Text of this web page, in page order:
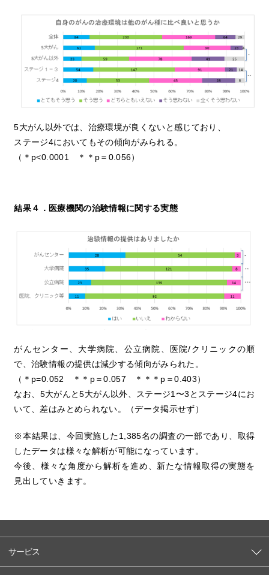
5大がん以外では、治療環境が良くないと感じており、
ステージ4においてもその傾向がみられる。
（＊p<0.0001 ＊＊p＝0.056）
結果 ４ ．医療機関の治験情報に関する実態
がんセンター、大学病院、公立病院、医院/クリニックの順
で、治験情報の提供は減少する傾向がみられた。
（＊p=0.052 ＊＊p＝0.057 ＊＊＊p＝0.403）
なお、5大がんと5大がん以外、ステージ1〜3とステージ4にお
いて、差はみとめられない。（データ掲示せず）
※本結果は、今回実施した1,385名の調査の一部であり、取得
したデータは様々な解析が可能になっています。
今後、様々な角度から解析を進め、新たな情報取得の実態を
見出していきます。
サービス